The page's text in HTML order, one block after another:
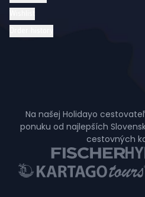
Na našej Holidayo
ponuku od najlepších
cestovných